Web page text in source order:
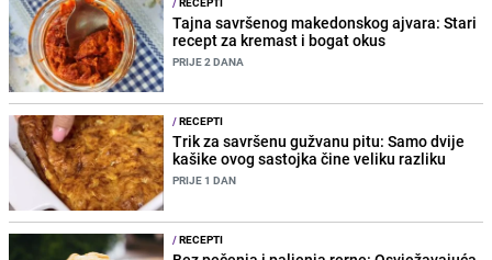
Tajna savršenog makedonskog ajvara: Stari
recept za kremast i bogat okus
PRIJE 2 DANA
/RECEPTI
Trik za savršenu gužvanu pitu: Samo dvije
kašike ovog sastojka čine veliku razliku
PRIJE 1 DAN
/RECEPTI